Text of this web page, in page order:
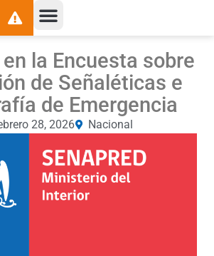
la Encuesta sobre
de Señaléticas e
de Emergencia
28, 2026 Nacional